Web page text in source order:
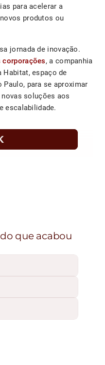
para acelerar a
produtos ou
jornada de inovação.
corporações, a companhia
Habitat, espaço de
Paulo, para se aproximar
soluções aos
escalabilidade.